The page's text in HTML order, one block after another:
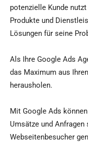
potenzielle Kunde
Produkte und
Lösungen für seine
Als Ihre Google Ads
das Maximum aus
herausholen.
Mit Google Ads
Umsätze und Anfragen
Webseitenbesucher